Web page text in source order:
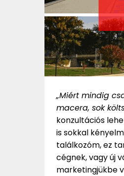
„Miért mindig
macera, sok
konzultációs
is sokkal
találkozóm, ez
cégnek, vagy új
marketingjükbe